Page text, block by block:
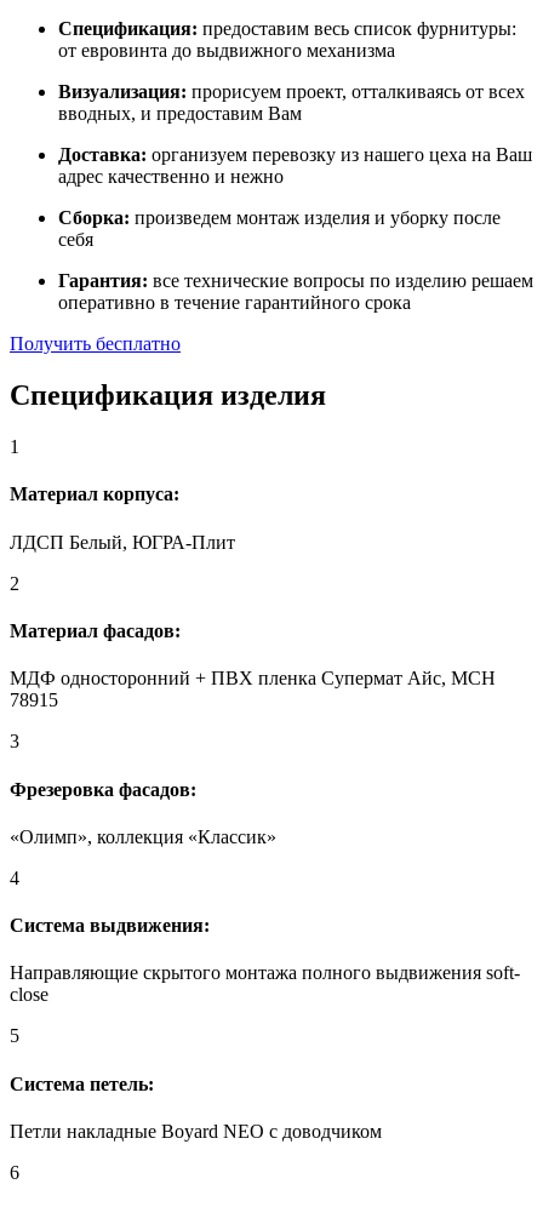
Спецификация: предоставим весь список фурнитуры:
от евровинта до выдвижного механизма
Визуализация: прорисуем проект, отталкиваясь от всех
вводных, и предоставим Вам
Доставка: организуем перевозку из нашего цеха на Ваш
адрес качественно и нежно
Сборка: произведем монтаж изделия и уборку после
себя
Гарантия: все технические вопросы по изделию решаем
оперативно в течение гарантийного срока
Получить бесплатно
Спецификация изделия
1
Материал корпуса:
ЛДСП Белый, ЮГРА-Плит
2
Материал фасадов:
МДФ односторонний + ПВХ пленка Супермат Айс, MCH
78915
3
Фрезеровка фасадов:
«Олимп», коллекция «Классик»
4
Система выдвижения:
Направляющие скрытого монтажа полного выдвижения soft-
close
5
Система петель:
Петли накладные Boyard NEO с доводчиком
6